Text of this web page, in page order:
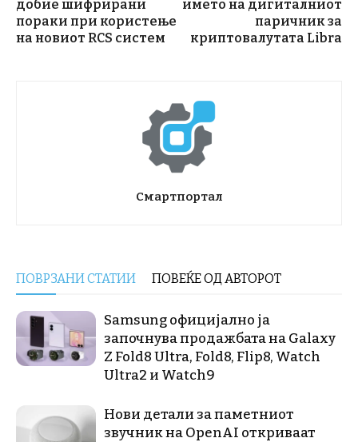
добие шифрирани
пораки при користење
на новиот RCS систем
името на дигиталниот
паричник за
криптовалутата Libra
Смартпортал
ПОВРЗАНИ СТАТИИ ПОВЕЌЕ ОД АВТОРОТ
Samsung официјално ја
започнува продажбата на Galaxy
Z Fold8 Ultra, Fold8, Flip8, Watch
Ultra2 и Watch9
Нови детали за паметниот
звучник на OpenAI откриваат